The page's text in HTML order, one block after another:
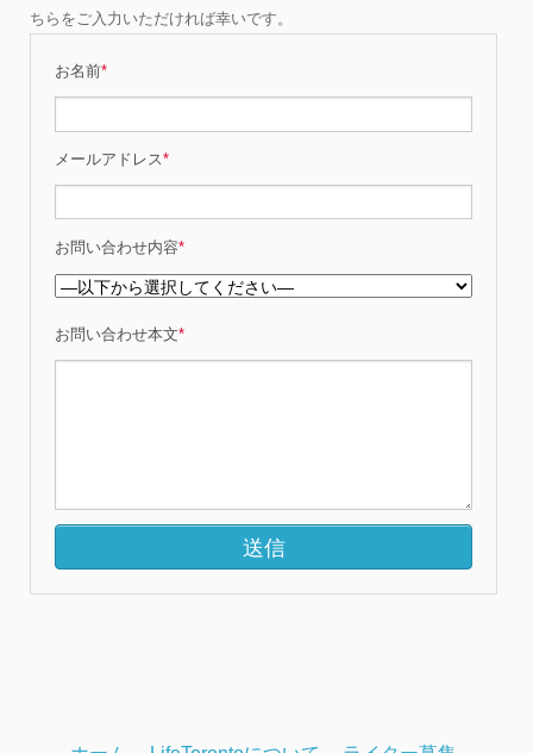
ちらをご入力いただければ幸いです。
お名前*
メールアドレス*
お問い合わせ内容*
お問い合わせ本文*